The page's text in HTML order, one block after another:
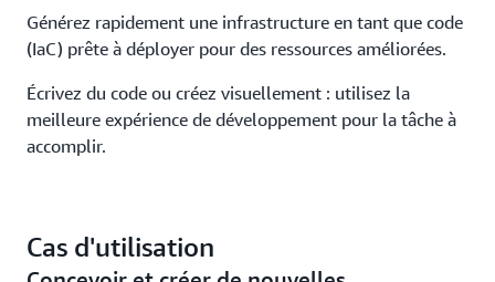
Générez rapidement une infrastructure en tant que code
(IaC) prête à déployer pour des ressources améliorées.
Écrivez du code ou créez visuellement : utilisez la
meilleure expérience de développement pour la tâche à
accomplir.
Cas d'utilisation